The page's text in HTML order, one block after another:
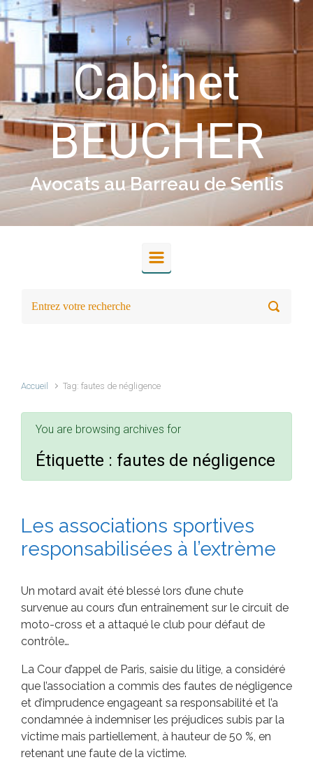
Skip to main content
Cabinet
BEUCHER
Avocats au Barreau de Senlis
Accueil Tag: fautes de négligence
You are browsing archives for
Étiquette : fautes de négligence
Les associations sportives
responsabilisées à l’extrème
Un motard avait été blessé lors d’une chute
survenue au cours d’un entraînement sur le circuit de
moto-cross et a attaqué le club pour défaut de
contrôle…
La Cour d’appel de Paris, saisie du litige, a considéré
que l’association a commis des fautes de négligence
et d’imprudence engageant sa responsabilité et l’a
condamnée à indemniser les préjudices subis par la
victime mais partiellement, à hauteur de 50 %, en
retenant une faute de la victime.